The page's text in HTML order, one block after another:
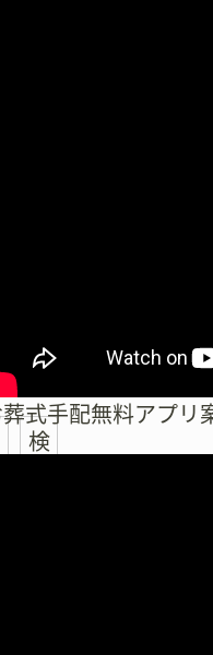
検
式手配無料アプリ